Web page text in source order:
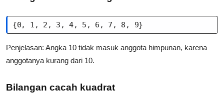
{0, 1, 2, 3, 4, 5, 6, 7, 8, 9}
Penjelasan: Angka 10 tidak masuk anggota himpunan, karena
anggotanya kurang dari 10.
Bilangan cacah kuadrat